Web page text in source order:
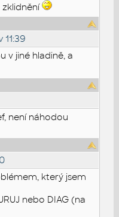
zklidnění
11:39
v jiné hladině, a
není náhodou
který jsem
nebo DIAG (na